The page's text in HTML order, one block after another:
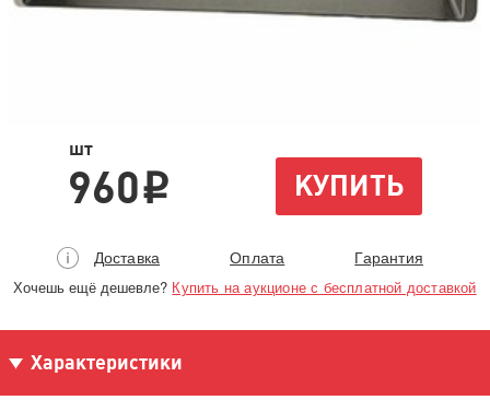
шт
960i КУПИТЬ
Доставка Оплата Гарантия
Хочешь ещё дешевле? Купить на аукционе с бесплатной доставкой
Характеристики